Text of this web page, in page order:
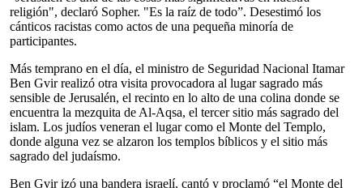
religión", declaró Sopher. "Es la raíz de todo”. Desestimó los
cánticos racistas como actos de una pequeña minoría de
participantes.
Más temprano en el día, el ministro de Seguridad Nacional Itamar
Ben Gvir realizó otra visita provocadora al lugar sagrado más
sensible de Jerusalén, el recinto en lo alto de una colina donde se
encuentra la mezquita de Al-Aqsa, el tercer sitio más sagrado del
islam. Los judíos veneran el lugar como el Monte del Templo,
donde alguna vez se alzaron los templos bíblicos y el sitio más
sagrado del judaísmo.
Ben Gvir izó una bandera israelí, cantó y proclamó “el Monte del